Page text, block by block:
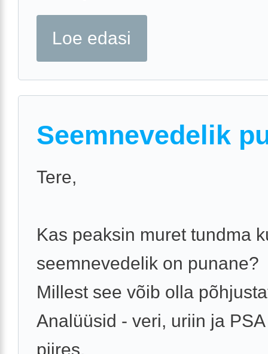
Loe edasi
Seemnevedelik
Tere,
Kas peaksin muret tundma
seemnevedelik on punane?
Millest see võib olla
Analüüsid - veri, uriin ja
piires.